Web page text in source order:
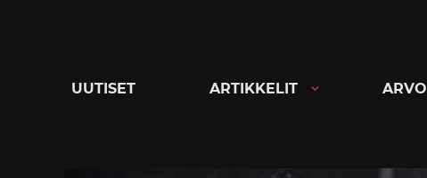
UUTISET ARTIKKELIT